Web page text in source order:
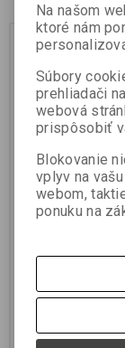
Dip MYSTERY
Výrobca:JET FISH
Záruka (mesiacov):
Termín dodania (dni):
Počet v balení:1 ks
Na našom
ktoré nám
Súbory
prehliadači
webová
prispôsobiť
Blokovanie
vplyv na
webom,
ponuku na